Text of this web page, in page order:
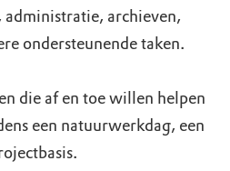
archieven,
ondersteunende taken.
die af en toe willen helpen
een natuurwerkdag, een